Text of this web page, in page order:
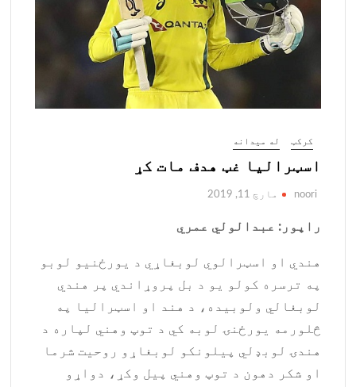
کرکټ له میدانه
اسټرالیا غټ هدف مات کړ
noori مارچ 11, 2019
راپور: عبدالولي عمري
هندي او اسټرالوي لوبغاړي د یورځنیو لوبو
په ترسره کولو یو د بل پروړاندي پر هندي
لوبغالي ولوبیده، د هند او اسټرالیا په
څلورمه یورځنۍ لوبه کي د توپ وهني لپاره د
هندۍ لوبډلي پیلونکو لوبغاړو روحیت شرما
او شکر دهون د توپ وهني پیل وکړ، دواړو